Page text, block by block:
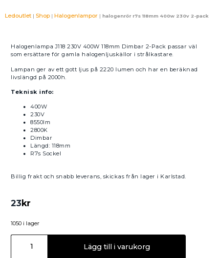
Ledoutlet Shop Halogenlampor halogenrör r7s 118mm 400w 230v 2-pack
Halogenlampa J118 230V 400W 118mm Dimbar 2-Pack passar väl
som ersättare för gamla halogenljuskällor i strålkastare.
Lampan ger av ett gott ljus på 2220 lumen och har en beräknad
livslängd på 2000h.
Teknisk info:
400W
230V
8550lm
2800K
Dimbar
Längd: 118mm
R7s Sockel
Billig frakt och snabb leverans, skickas från lager i Karlstad.
23kr
1050 i lager
Lägg till i varukorg